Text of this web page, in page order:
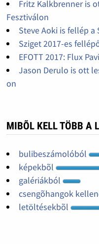
Fritz Kalkbrenner is
Fesztiválon
Steve Aoki is fellép a
Sziget 2017-es
EFOTT 2017: Flux
Jason Derulo is ott
on
MIBÕL KELL TÖBB A
bulibeszámolóból
képekbõl
galériákból
csengõhangok
letöltésekbõl